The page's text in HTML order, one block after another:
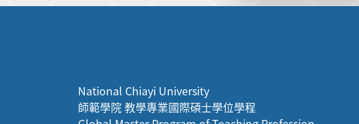
National Chiayi University
師範學院 教學專業國際碩士學位學程